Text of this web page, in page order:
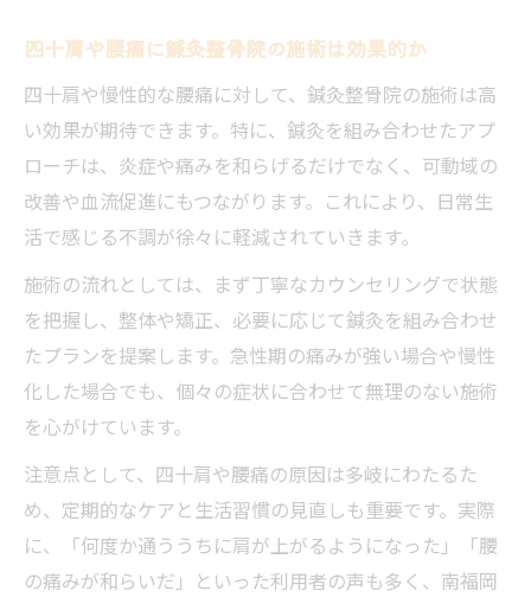
四十肩や腰痛に鍼灸整骨院の施術は効果的か
四十肩や慢性的な腰痛に対して、鍼灸整骨院の施術は高
い効果が期待できます。特に、鍼灸を組み合わせたアプ
ローチは、炎症や痛みを和らげるだけでなく、可動域の
改善や血流促進にもつながります。これにより、日常生
活で感じる不調が徐々に軽減されていきます。
施術の流れとしては、まず丁寧なカウンセリングで状態
を把握し、整体や矯正、必要に応じて鍼灸を組み合わせ
たプランを提案します。急性期の痛みが強い場合や慢性
化した場合でも、個々の症状に合わせて無理のない施術
を心がけています。
注意点として、四十肩や腰痛の原因は多岐にわたるた
め、定期的なケアと生活習慣の見直しも重要です。実際
に、「何度か通ううちに肩が上がるようになった」「腰
の痛みが和らいだ」といった利用者の声も多く、南福岡